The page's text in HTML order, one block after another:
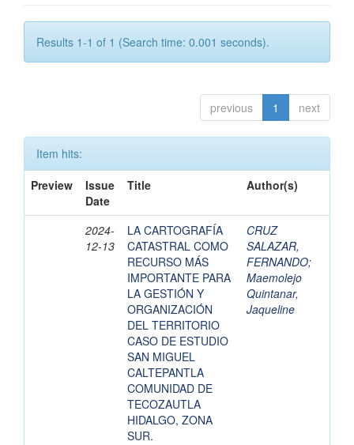
Results 1-1 of 1 (Search time: 0.001 seconds).
previous 1 next
Item hits:
Preview
Issue
Date
Title Author(s)
2024-
12-13
LA CARTOGRAFÍA
CATASTRAL COMO
RECURSO MÁS
IMPORTANTE PARA
LA GESTIÓN Y
ORGANIZACIÓN
DEL TERRITORIO
CASO DE ESTUDIO
SAN MIGUEL
CALTEPANTLA
COMUNIDAD DE
TECOZAUTLA
HIDALGO, ZONA
SUR.
CRUZ
SALAZAR,
FERNANDO;
Maemolejo
Quintanar,
Jaqueline